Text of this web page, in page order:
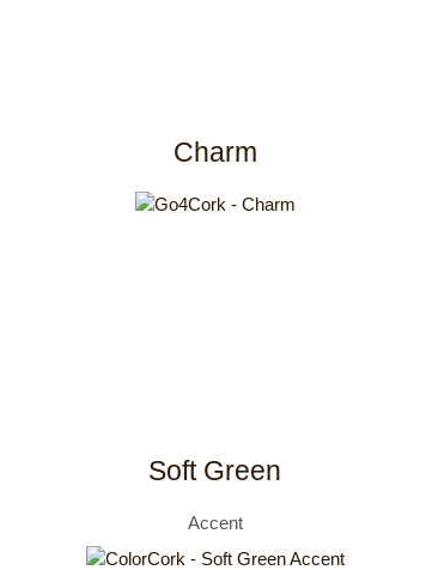
Charm
Soft Green
Accent